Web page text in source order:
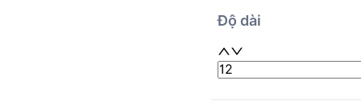
Độ dài